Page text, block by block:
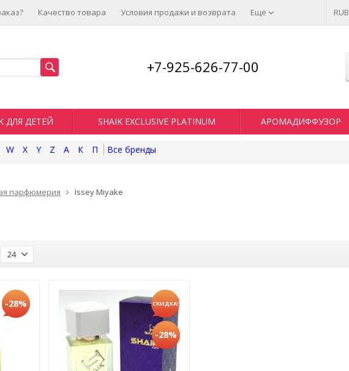
RUB
Качество товара Условия продажи и возврата Ещё
+7-925-626-77-00
ДЛЯ ДЕТЕЙ SHAIK EXCLUSIVE PLATINUM АРОМАДИФФУЗОР
W X Y Z А К П
парфюмерия Issey Miyake
24
-28% СКИДКА!
-28%